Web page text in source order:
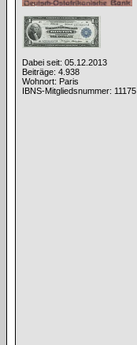
Dabei seit: 05.12.2013
Beiträge: 4.938
Wohnort: Paris
IBNS-Mitgliedsnummer: 11175